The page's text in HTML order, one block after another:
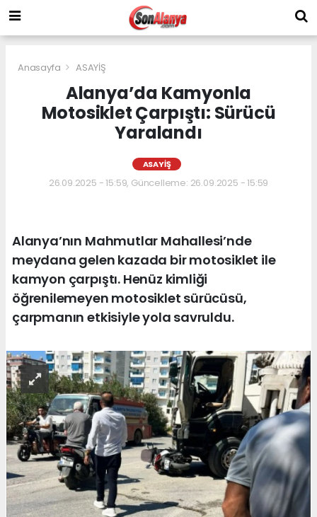
Anasayfa ASAYİŞ
Alanya’da Kamyonla
Motosiklet Çarpıştı: Sürücü
Yaralandı
ASAYİŞ
26.09.2025 - 15:59, Güncelleme: 26.09.2025 - 15:59
Alanya’nın Mahmutlar Mahallesi’nde
meydana gelen kazada bir motosiklet ile
kamyon çarpıştı. Henüz kimliği
öğrenilemeyen motosiklet sürücüsü,
çarpmanın etkisiyle yola savruldu.